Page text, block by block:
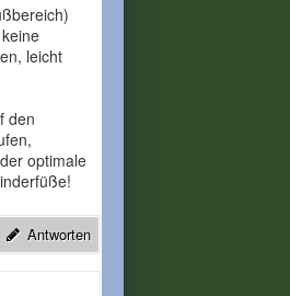
leicht
den
optimale
Antworten